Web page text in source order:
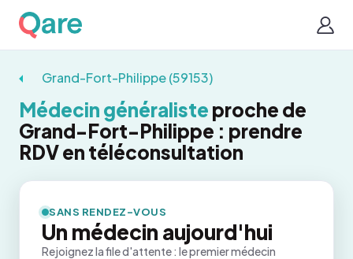
Grand-Fort-Philippe (59153)
Médecin généraliste proche de
Grand-Fort-Philippe : prendre
RDV en téléconsultation
SANS RENDEZ-VOUS
Un médecin aujourd'hui
Rejoignez la file d'attente : le premier médecin